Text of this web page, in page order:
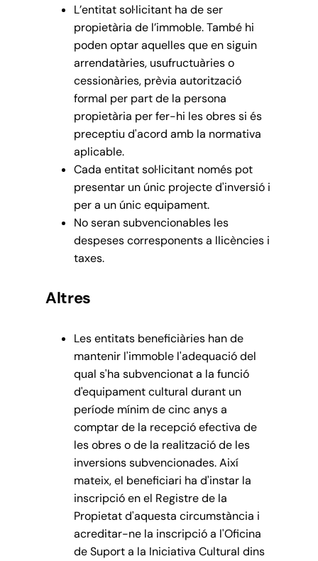
L’entitat sol·licitant ha de ser
propietària de l’immoble. També hi
poden optar aquelles que en siguin
arrendatàries, usufructuàries o
cessionàries, prèvia autorització
formal per part de la persona
propietària per fer-hi les obres si és
preceptiu d'acord amb la normativa
aplicable.
Cada entitat sol·licitant només pot
presentar un únic projecte d'inversió i
per a un únic equipament.
No seran subvencionables les
despeses corresponents a llicències i
taxes.
Altres
Les entitats beneficiàries han de
mantenir l'immoble l'adequació del
qual s'ha subvencionat a la funció
d'equipament cultural durant un
període mínim de cinc anys a
comptar de la recepció efectiva de
les obres o de la realització de les
inversions subvencionades. Així
mateix, el beneficiari ha d'instar la
inscripció en el Registre de la
Propietat d'aquesta circumstància i
acreditar-ne la inscripció a l'Oficina
de Suport a la Iniciativa Cultural dins